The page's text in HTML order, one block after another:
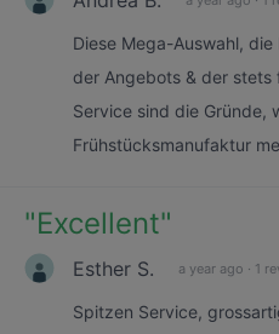
Diese Mega-Auswahl,
der Angebots & der
Service sind die Gründe,
Frühstücksmanufaktur
"Excellent"
Esther S. a year ago · 1
Spitzen Service,